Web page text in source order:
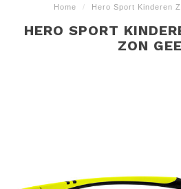
Home / Hero Sport Kinderen
HERO SPORT
ZON